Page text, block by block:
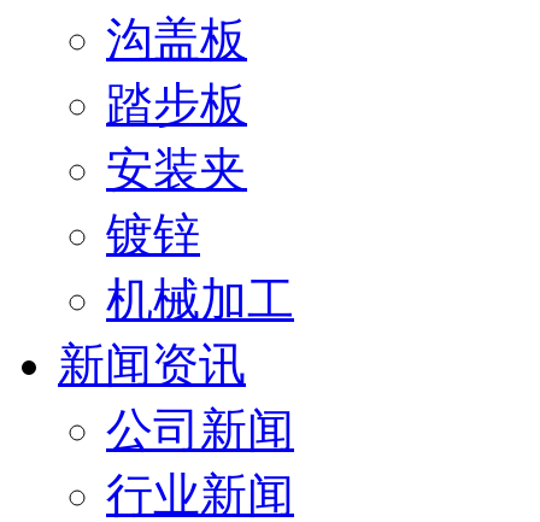
沟盖板
踏步板
安装夹
镀锌
机械加工
新闻资讯
公司新闻
行业新闻